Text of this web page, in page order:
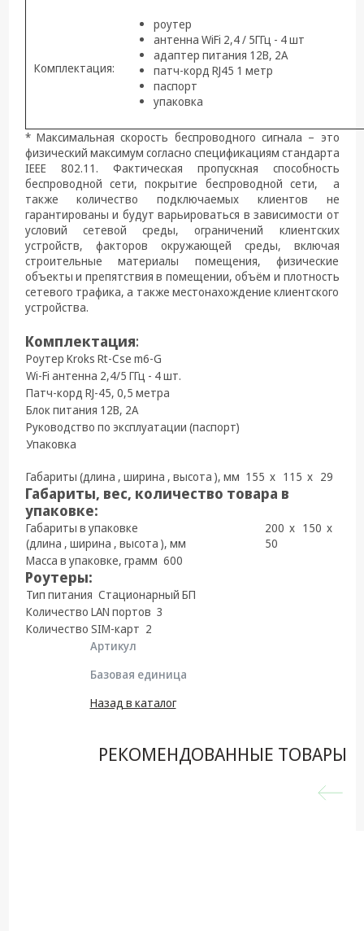
Комплектация:
роутер
антенна WiFi 2,4 / 5ГГц - 4 шт
адаптер питания 12В, 2А
патч-корд RJ45 1 метр
паспорт
упаковка
* Максимальная скорость беспроводного сигнала – это
физический максимум согласно спецификациям стандарта
IEEE 802.11. Фактическая пропускная способность
беспроводной сети, покрытие беспроводной сети, а
также количество подключаемых клиентов не
гарантированы и будут варьироваться в зависимости от
условий сетевой среды, ограничений клиентских
устройств, факторов окружающей среды, включая
строительные материалы помещения, физические
объекты и препятствия в помещении, объём и плотность
сетевого трафика, а также местонахождение клиентского
устройства.
Комплектация:
Роутер Kroks Rt-Cse m6-G
Wi-Fi антенна 2,4/5 ГГц - 4 шт.
Патч-корд RJ-45, 0,5 метра
Блок питания 12В, 2А
Руководство по эксплуатации (паспорт)
Упаковка
Габариты (длина , ширина , высота ), мм 155 x 115 x 29
Габариты, вес, количество товара в
упаковке:
Габариты в упаковке
(длина , ширина , высота ), мм
200 x 150 x
50
Масса в упаковке, грамм 600
Роутеры:
Тип питания Стационарный БП
Количество LAN портов 3
Количество SIM-карт 2
Артикул
Базовая единица
Назад в каталог
РЕКОМЕНДОВАННЫЕ ТОВАРЫ